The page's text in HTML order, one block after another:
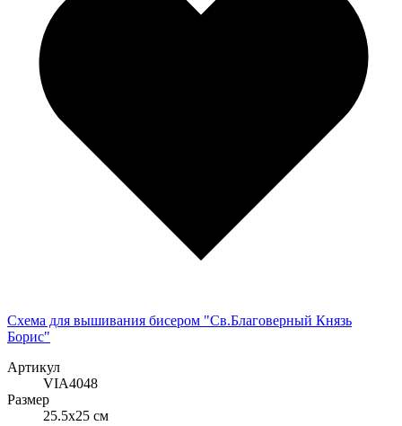
Схема для вышивания бисером "Св.Благоверный Князь
Борис"
Артикул
VIA4048
Размер
25.5x25 см